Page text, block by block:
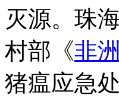
灭源。珠
村部《非
猪瘟应急